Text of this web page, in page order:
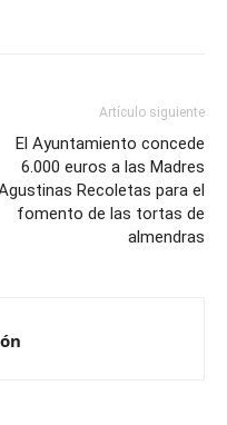
Artículo siguiente
El Ayuntamiento concede
6.000 euros a las Madres
Recoletas para el
fomento de las tortas de
almendras